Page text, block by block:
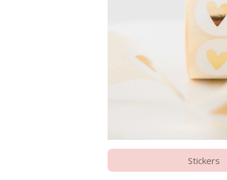
Stickers